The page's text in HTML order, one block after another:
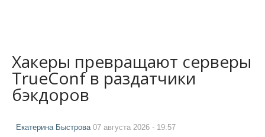
Хакеры превращают серверы
TrueConf в раздатчики
бэкдоров
Екатерина Быстрова 07 августа 2026 - 19:57